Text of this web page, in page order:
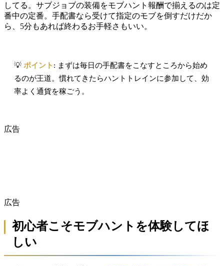
してる。サブジョブの装備をモブハント報酬で揃えるのは定
番中の定番。手配書なら受けて指定のモブを倒すだけだか
ら、5分もあれば終わるお手軽さもいい。
💡 ポイント : まずは毎日の手配書をこなすところから始め
るのが王道。慣れてきたらハントトレインに参加して、効
率よく通貨を稼ごう。
広告
広告
初心者こそモブハントを体験してほ
しい